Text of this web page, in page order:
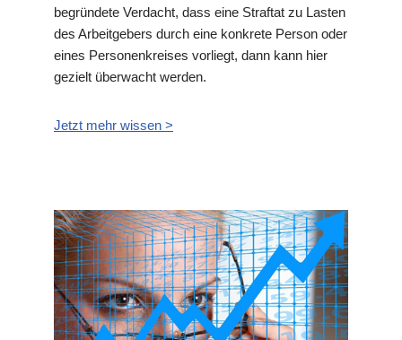
begründete Verdacht, dass eine Straftat zu Lasten
des Arbeitgebers durch eine konkrete Person oder
eines Personenkreises vorliegt, dann kann hier
gezielt überwacht werden.
Jetzt mehr wissen >